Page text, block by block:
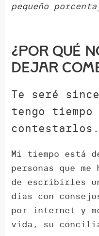
pequeño
¿Por qué
dejar
Te seré
tengo tiempo
contestarlos.
Mi tiempo está
personas que
de escribirles
días con
por internet y
vida, su